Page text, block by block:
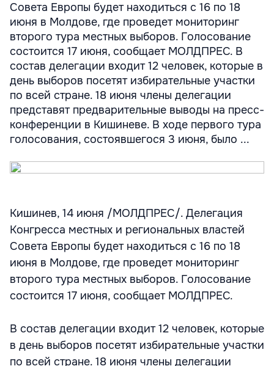
Совета Европы будет находиться с 16 по 18
июня в Молдове, где проведет мониторинг
второго тура местных выборов. Голосование
состоится 17 июня, сообщает МОЛДПРЕС. В
состав делегации входит 12 человек, которые в
день выборов посетят избирательные участки
по всей стране. 18 июня члены делегации
представят предварительные выводы на пресс-
конференции в Кишиневе. В ходе первого тура
голосования, состоявшегося 3 июня, было ...
Кишинев, 14 июня /МОЛДПРЕС/. Делегация
Конгресса местных и региональных властей
Совета Европы будет находиться с 16 по 18
июня в Молдове, где проведет мониторинг
второго тура местных выборов. Голосование
состоится 17 июня, сообщает МОЛДПРЕС.
В состав делегации входит 12 человек, которые
в день выборов посетят избирательные участки
по всей стране. 18 июня члены делегации